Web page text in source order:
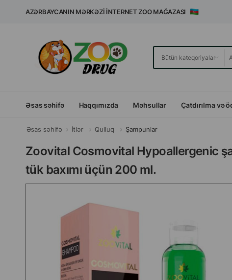
AZƏRBAYCANIN MƏRKƏZI İNTERNET ZOO MAĞAZASI
Əsas səhifə Haqqımızda Məhsullar Çatdırılma və
Əsas səhifə İtlər Qulluq Şampunlar
Zoovital Cosmovital Hypoallergenic
tük baxımı üçün 200 ml.